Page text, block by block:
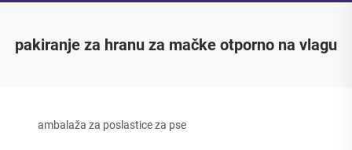
pakiranje za hranu za mačke otporno na vlagu
ambalaža za poslastice za pse